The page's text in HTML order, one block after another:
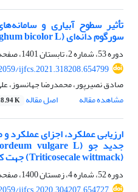
تأثیر سطوح آبیاری و
سورگوم دانه‌ای (Sorghum bicolor L)
دوره 53، شماره 2، تابستان 1401، صفحه
ijfcs.2021.318208.654799
صادق نصیرپور، محمدرضا جهانسوز،
مشاهده مقاله
اصل مقاله K
ارزیابی عملکرد، اجزای عملکرد
(Triticosecale wittmack) جهت کشت در استان البرز
دوره 52، شماره 4، زمستان 1400، صفحه